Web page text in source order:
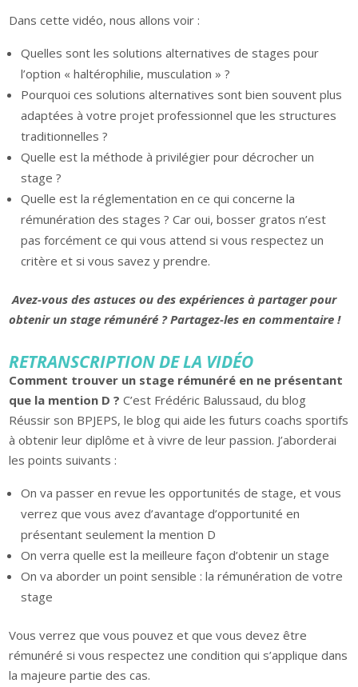
Dans cette vidéo, nous allons voir :
Quelles sont les solutions alternatives de stages pour
l’option « haltérophilie, musculation » ?
Pourquoi ces solutions alternatives sont bien souvent plus
adaptées à votre projet professionnel que les structures
traditionnelles ?
Quelle est la méthode à privilégier pour décrocher un
stage ?
Quelle est la réglementation en ce qui concerne la
rémunération des stages ? Car oui, bosser gratos n’est
pas forcément ce qui vous attend si vous respectez un
critère et si vous savez y prendre.
Avez-vous des astuces ou des expériences à partager pour
obtenir un stage rémunéré ? Partagez-les en commentaire !
RETRANSCRIPTION DE LA VIDÉO
Comment trouver un stage rémunéré en ne présentant
que la mention D ?C’est Frédéric Balussaud, du blog
Réussir son BPJEPS, le blog qui aide les futurs coachs sportifs
à obtenir leur diplôme et à vivre de leur passion. J’aborderai
les points suivants :
On va passer en revue les opportunités de stage, et vous
verrez que vous avez d’avantage d’opportunité en
présentant seulement la mention D
On verra quelle est la meilleure façon d’obtenir un stage
On va aborder un point sensible : la rémunération de votre
stage
Vous verrez que vous pouvez et que vous devez être
rémunéré si vous respectez une condition qui s’applique dans
la majeure partie des cas.